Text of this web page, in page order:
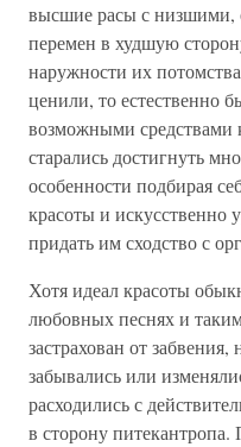
высшие расы с низшими,
перемен в худшую
наружности их
ценили, то естественно
возможными средствами
старались достигнуть
особенности подбирая
красоты и искусственно
придать им сходство с
Хотя идеал красоты
любовных песнях и
застрахован от
забывались или
расходились с
в сторону